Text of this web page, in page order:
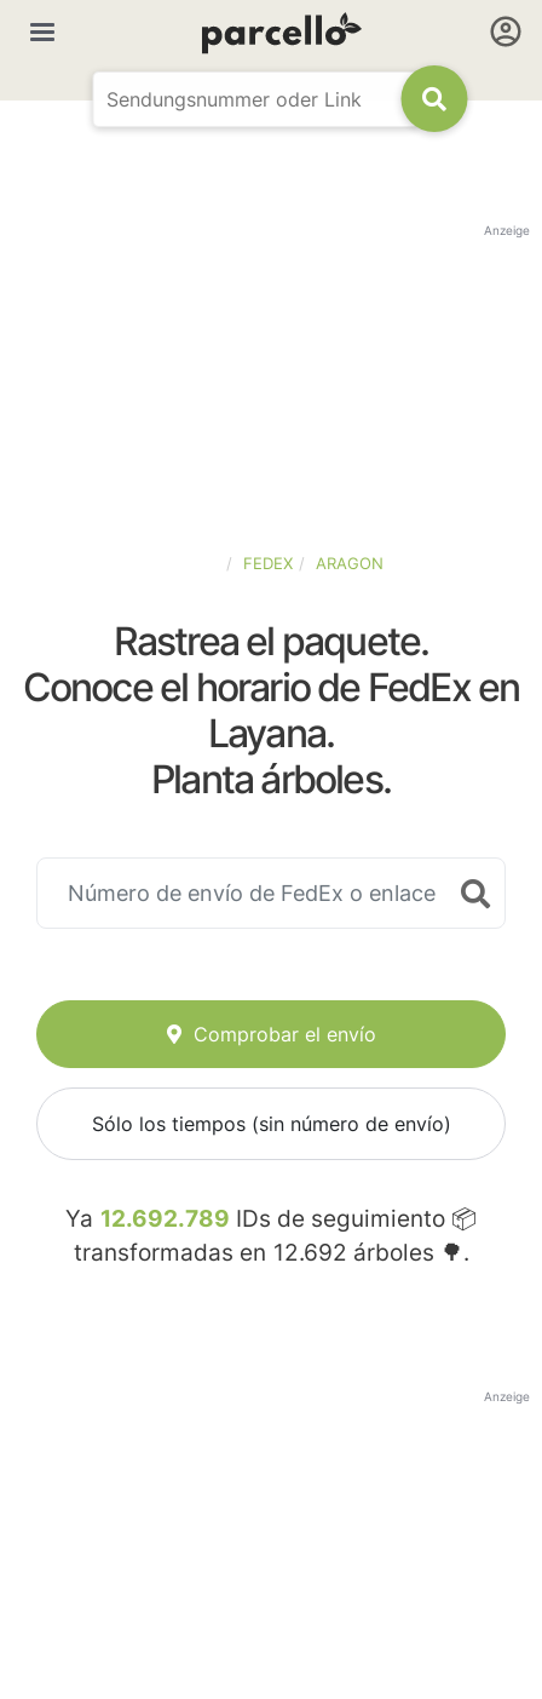
Anzeige
FEDEX ARAGON
Rastrea el paquete.
Conoce el horario de FedEx en
Layana.
Planta árboles.
Comprobar el envío
Sólo los tiempos (sin número de envío)
Ya 12.692.789 IDs de seguimiento 📦
transformadas en 12.692 árboles 🌳.
Anzeige